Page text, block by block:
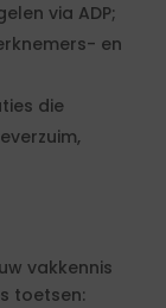
via ADP;
en
die
vakkennis
toetsen: